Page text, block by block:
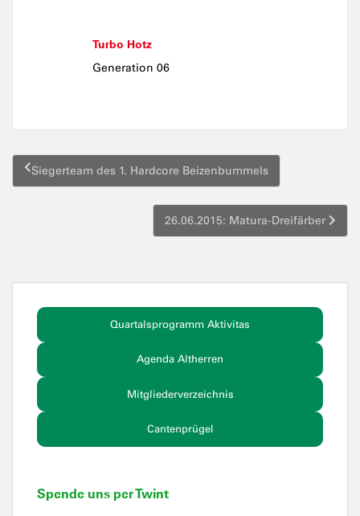
Turbo Hotz
Generation 06
Beitragsnavigation
Siegerteam des 1. Hardcore Beizenbummels
26.06.2015: Matura-Dreifärber
Quartalsprogramm Aktivitas
Agenda Altherren
Mitgliederverzeichnis
Cantenprügel
Spende uns per Twint